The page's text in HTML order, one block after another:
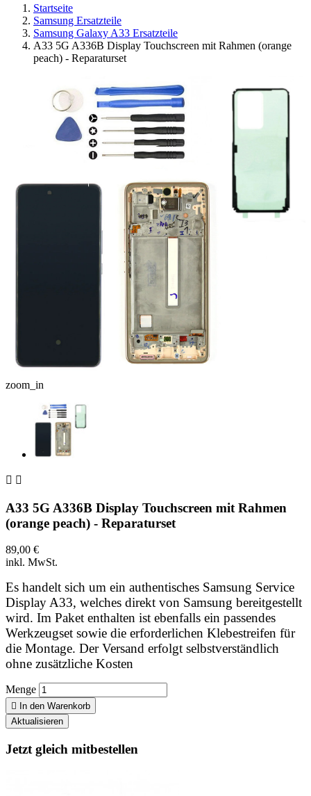
Startseite
Samsung Ersatzteile
Samsung Galaxy A33 Ersatzteile
A33 5G A336B Display Touchscreen mit Rahmen (orange
peach) - Reparaturset
zoom_in
 
A33 5G A336B Display Touchscreen mit Rahmen
(orange peach) - Reparaturset
89,00 €
inkl. MwSt.
Es handelt sich um ein authentisches Samsung Service
Display A33, welches direkt von Samsung bereitgestellt
wird. Im Paket enthalten ist ebenfalls ein passendes
Werkzeugset sowie die erforderlichen Klebestreifen für
die Montage. Der Versand erfolgt selbstverständlich
ohne zusätzliche Kosten
Menge
 In den Warenkorb
Jetzt gleich mitbestellen